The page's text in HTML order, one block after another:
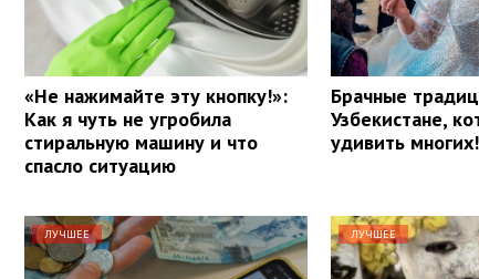
«Не нажимайте эту кнопку!»:
Как я чуть не угробила
стиральную машину и что
спасло ситуацию
Брачные
Узбекистане,
удивить многих!
ЛУЧШЕЕ ЛУЧШЕЕ